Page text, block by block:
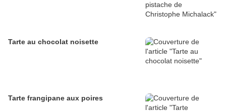
Tarte au chocolat noisette
Tarte frangipane aux poires